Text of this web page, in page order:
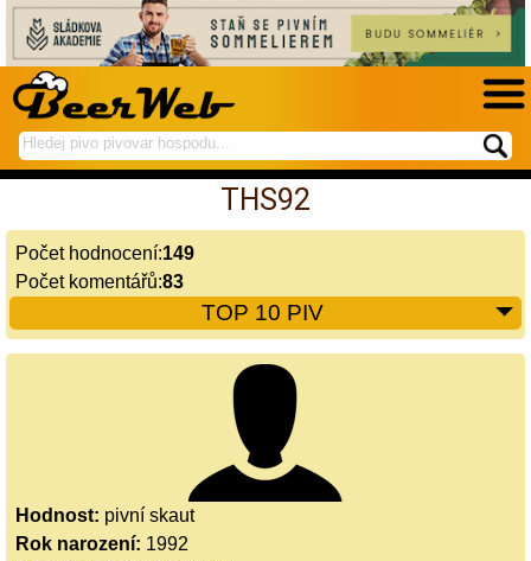
hledej
na
spustí
hledání
THS92
Počet hodnocení:149
Počet komentářů:83
TOP 10 PIV
Hodnost: pivní skaut
Rok narození: 1992